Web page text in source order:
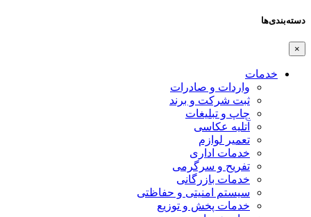
دسته‌بندی‌ها
×
خدمات
واردات و صادرات
ثبت شرکت و برند
چاپ و تبلیغات
آتلیه عکاسی
تعمیر لوازم
خدمات اداری
تفریح و سرگرمی
خدمات بازرگانی
سیستم امنیتی و حفاظتی
خدمات پخش و توزیع